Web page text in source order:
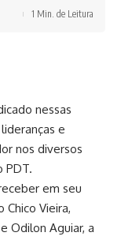
1 Min. de Leitura
nessas
e
nos diversos
PDT.
em seu
Vieira,
Odilon Aguiar, a